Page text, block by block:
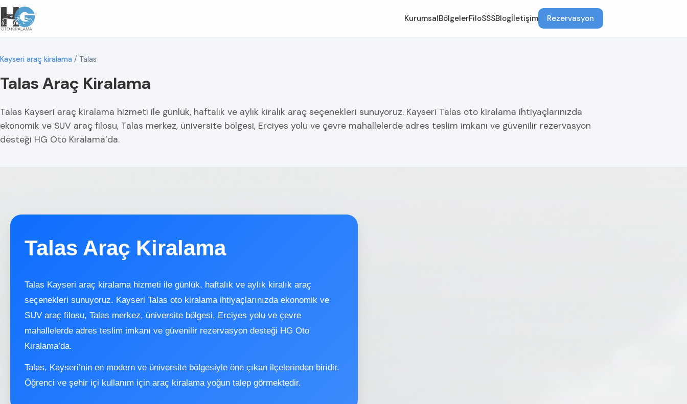
KurumsalBölgelerFiloSSSBlogİletişim Rezervasyon
Kayseri araç kiralama / Talas
Talas Araç Kiralama
Talas Kayseri araç kiralama hizmeti ile günlük, haftalık ve aylık kiralık araç seçenekleri sunuyoruz. Kayseri Talas oto kiralama ihtiyaçlarınızda
ekonomik ve SUV araç filosu, Talas merkez, üniversite bölgesi, Erciyes yolu ve çevre mahallelerde adres teslim imkanı ve güvenilir rezervasyon
desteği HG Oto Kiralama’da.
Talas Araç Kiralama
Talas Kayseri araç kiralama hizmeti ile günlük, haftalık ve aylık kiralık araç
seçenekleri sunuyoruz. Kayseri Talas oto kiralama ihtiyaçlarınızda ekonomik ve
SUV araç filosu, Talas merkez, üniversite bölgesi, Erciyes yolu ve çevre
mahallelerde adres teslim imkanı ve güvenilir rezervasyon desteği HG Oto
Kiralama’da.
Talas, Kayseri’nin en modern ve üniversite bölgesiyle öne çıkan ilçelerinden biridir.
Öğrenci ve şehir içi kullanım için araç kiralama yoğun talep görmektedir.